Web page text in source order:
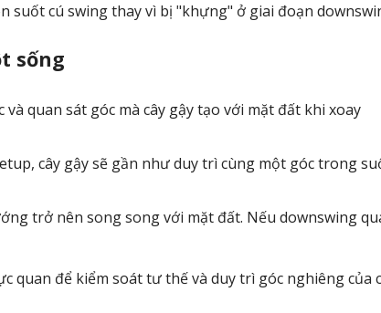
suốt cú swing thay vì bị "khựng" ở giai đoạn
sống
quan sát góc mà cây gậy tạo với mặt đất khi xoay
cây gậy sẽ gần như duy trì cùng một góc trong
trở nên song song với mặt đất. Nếu downswing
quan để kiểm soát tư thế và duy trì góc nghiêng của